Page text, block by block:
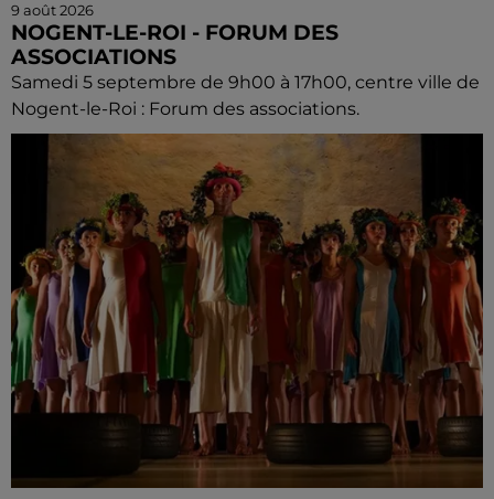
9 août 2026
NOGENT-LE-ROI - FORUM DES
ASSOCIATIONS
Samedi 5 septembre de 9h00 à 17h00, centre ville de
Nogent-le-Roi : Forum des associations.